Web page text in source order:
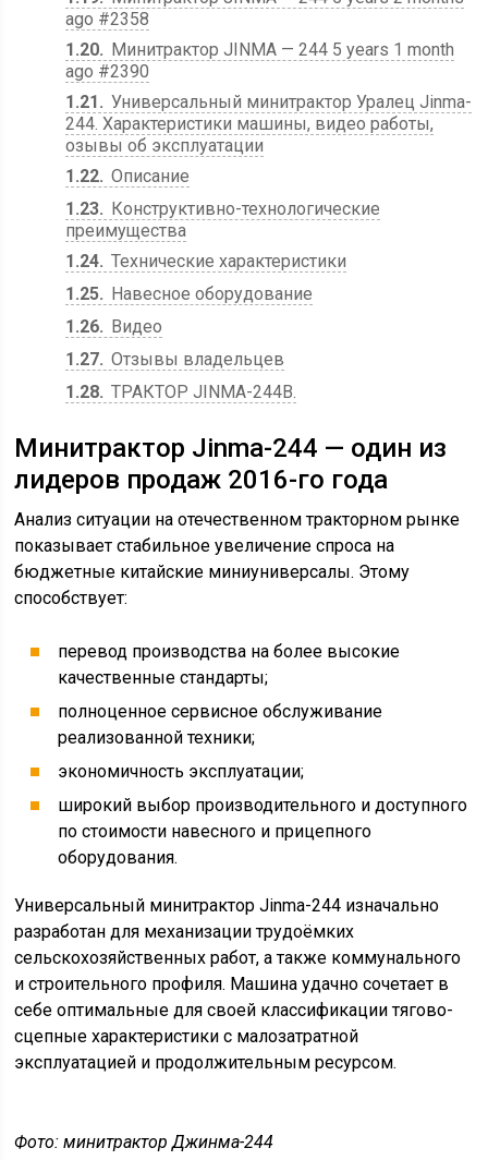
ago #2358
1.20
Минитрактор JINMA — 244 5 years 1 month
ago #2390
1.21
Универсальный минитрактор Уралец Jinma-
244. Характеристики машины, видео работы,
озывы об эксплуатации
1.22 Описание
1.23
Конструктивно-технологические
преимущества
1.24 Технические характеристики
1.25
Навесное оборудование
1.26
Видео
1.27 Отзывы владельцев
1.28 ТРАКТОР JINMA-244B.
Минитрактор Jinma-244 — один из
лидеров продаж 2016-го года
Анализ ситуации на отечественном тракторном рынке
показывает стабильное увеличение спроса на
бюджетные китайские миниуниверсалы. Этому
способствует:
перевод производства на более высокие
качественные стандарты;
полноценное сервисное обслуживание
реализованной техники;
экономичность эксплуатации;
широкий выбор производительного и доступного
по стоимости навесного и прицепного
оборудования.
Универсальный минитрактор Jinma-244 изначально
разработан для механизации трудоёмких
сельскохозяйственных работ, а также коммунального
и строительного профиля. Машина удачно сочетает в
себе оптимальные для своей классификации тягово-
сцепные характеристики с малозатратной
эксплуатацией и продолжительным ресурсом.
Фото: минитрактор Джинма-244